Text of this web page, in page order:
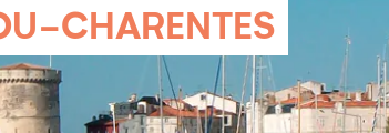
CHARENTES